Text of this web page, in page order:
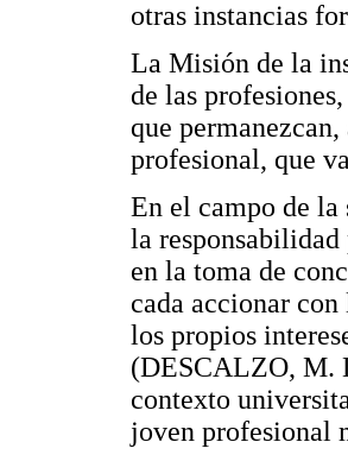
otras instancias
La Misión de la
de las
que
profesional, que
En el campo de
la
en la toma de
cada accionar
los propios
(DESCALZO, M.
contexto
joven profesional